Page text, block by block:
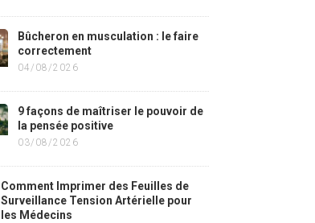
Bûcheron en musculation : le faire
correctement
04/08/2026
9 façons de maîtriser le pouvoir de
la pensée positive
03/08/2026
Comment Imprimer des Feuilles de
Surveillance Tension Artérielle pour
les Médecins